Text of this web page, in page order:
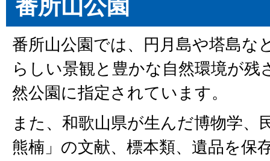
番所山公園
番所山公園では、円月島や塔島な
らしい景観と豊かな自然環境が残
然公園に指定されています。
また、和歌山県が生んだ博物学、
熊楠」の文献、標本類、遺品を保